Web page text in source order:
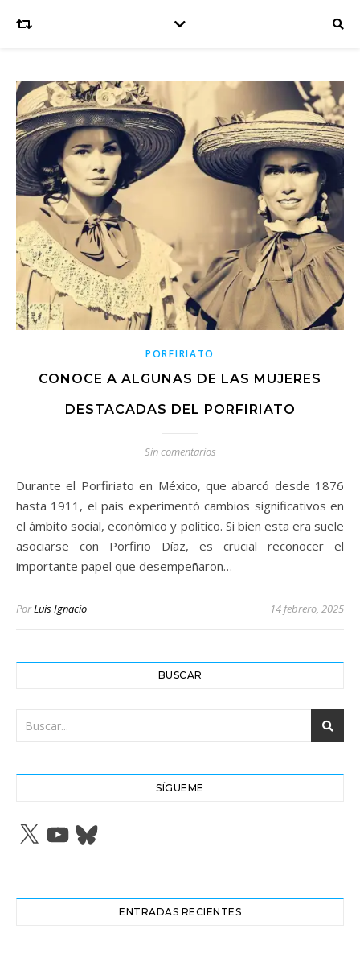
PORFIRIATO
CONOCE A ALGUNAS DE LAS MUJERES
DESTACADAS DEL PORFIRIATO
Sin comentarios
Durante el Porfiriato en México, que abarcó desde 1876
hasta 1911, el país experimentó cambios significativos en
el ámbito social, económico y político. Si bien esta era suele
asociarse con Porfirio Díaz, es crucial reconocer el
importante papel que desempeñaron…
PorLuis Ignacio 14 febrero, 2025
BUSCAR
SÍGUEME
X YouTubeBluesky
ENTRADAS RECIENTES